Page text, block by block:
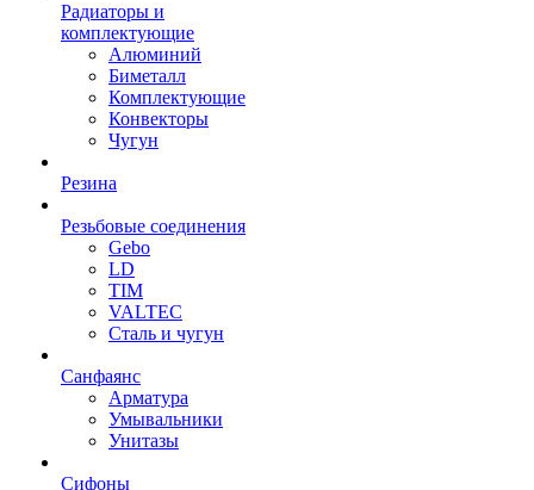
Радиаторы и
комплектующие
Алюминий
Биметалл
Комплектующие
Конвекторы
Чугун
Резина
Резьбовые соединения
Gebo
LD
TIM
VALTEC
Сталь и чугун
Санфаянс
Арматура
Умывальники
Унитазы
Сифоны